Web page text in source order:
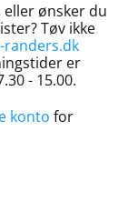
ønsker du
Tøv ikke
randers.dk
er
- 15.00.
konto for